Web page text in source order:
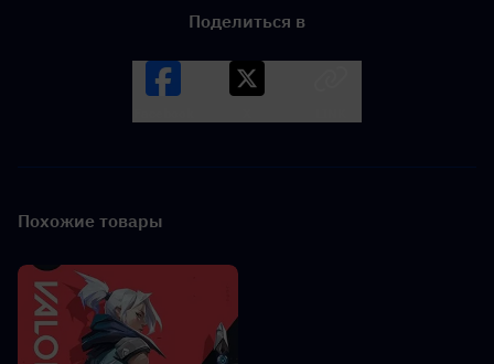
Поделиться в
Похожие товары